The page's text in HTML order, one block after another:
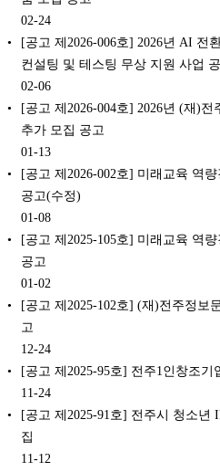
02-24
[공고 제2026-006호] 2026년 AI 전
컨설팅 및 테스팅 무상 지원 사업
02-06
[공고 제2026-004호] 2026년 (재)
추가 모집 공고
01-13
[공고 제2026-002호] 미래교육 역
공고(수정)
01-08
[공고 제2025-105호] 미래교육 역
공고
01-02
[공고 제2025-102호] (재)전주정보
고
12-24
[공고 제2025-95호] 전주1인창조
11-24
[공고 제2025-91호] 전주시 청소년
집
11-12